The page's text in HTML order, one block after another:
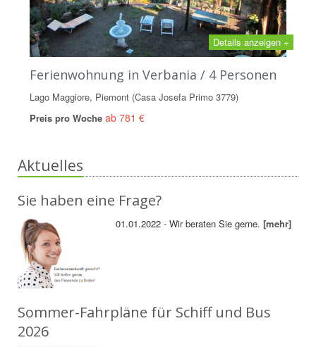
Details anzeigen +
Ferienwohnung in Verbania / 4 Personen
Lago Maggiore, Piemont (Casa Josefa Primo 3779)
Preis pro Woche ab 781 €
Aktuelles
Sie haben eine Frage?
01.01.2022 - Wir beraten Sie gerne.[mehr]
Sommer-Fahrpläne für Schiff und Bus
2026